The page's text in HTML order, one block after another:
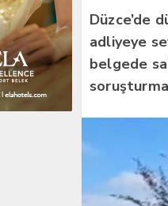
Düzce’de
adliyeye
belgede